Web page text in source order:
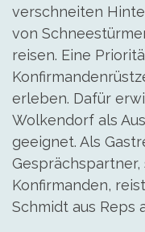
verschneiten
von
reisen. Eine
erleben. Dafür
Wolkendorf als
geeignet. Als
Konfirmanden,
Schmidt aus Reps